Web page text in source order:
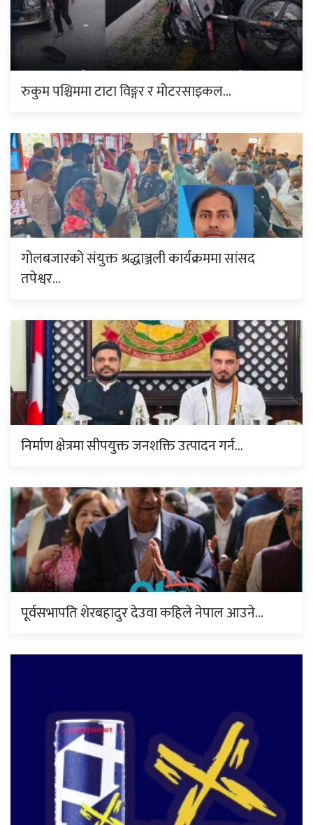
रुकुम पश्चिममा टाटा विङ्गर र मोटरसाइकल…
गोलबजारको संयुक्त श्रद्धाञ्जली कार्यक्रममा सांसद
तपेश्वर…
निर्माण क्षेत्रमा सीपयुक्त जनशक्ति उत्पादन गर्न…
पूर्वसभापति शेरबहादुर देउवा कहिले नेपाल आउने…